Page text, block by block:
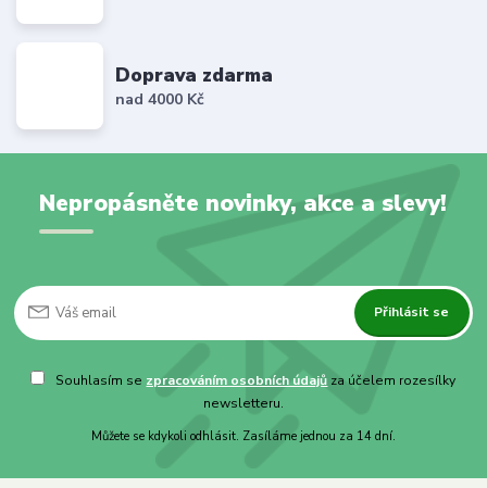
Doprava zdarma
nad 4000 Kč
Nepropásněte novinky, akce a slevy!
Přihlásit se
Souhlasím se zpracováním osobních údajů za účelem rozesílky
newsletteru.
Můžete se kdykoli odhlásit. Zasíláme jednou za 14 dní.